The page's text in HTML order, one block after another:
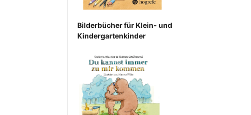
Bilderbücher für Klein- und
Kindergartenkinder